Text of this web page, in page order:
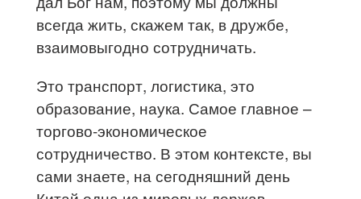
всегда жить, скажем так, в дружбе,
взаимовыгодно сотрудничать.
Это транспорт, логистика, это
образование, наука. Самое главное –
торгово-экономическое
сотрудничество. В этом контексте, вы
сами знаете, на сегодняшний день